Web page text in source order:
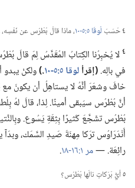
٤حَسَبَ لُوقَا ٥:‏٥-‏١٠
‏،‏ ماذا قالَ بُطْرُس عن
٤ لا يُخبِرُنا الكِتابُ المُقَدَّسُ لِمَ قالَ
في بالِه.‏‏(‏إقرألوقا ٥:‏٥-‏١٠ ‏.‏)‏ولكنْ
خافَ وشعَرَ أنَّهُ لا يستاهِلُ أن يكونَ
أنَّ بُطْرُس سيَبقى أمينًا.‏ لِذا،‏ قالَ لهُ
بُطْرُس تشَجَّعَ كَثيرًا بِثِقَةِ يَسُوع.‏
أَنْدَرَاوُس ترَكا مِهنَةَ صَيدِ السَّمَك،‏ وبدَآ
رائِعَة.‏ —‏مر ١:‏١٦-‏١٨ ‏.‏
٥أيُّ بَرَكاتٍ نالَها بُطْرُس؟‏